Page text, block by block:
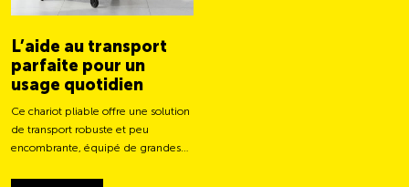
L’aide au transport
parfaite pour un
usage quotidien
Ce chariot pliable offre une solution
de transport robuste et peu
encombrante, équipé de grandes